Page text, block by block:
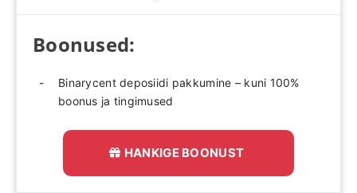
Boonused:
Binarycent deposiidi pakkumine – kuni 100%
boonus ja tingimused
HANKIGE BOONUST